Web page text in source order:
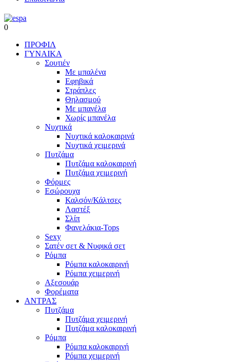
0
ΠΡΟΦΙΛ
ΓΥΝΑΙΚΑ
Σουτιέν
Με μπαλένα
Εφηβικά
Στράπλες
Θηλασμού
Με μπανέλα
Χωρίς μπανέλα
Νυχτικά
Νυχτικά καλοκαιρινά
Νυχτικά χειμερινά
Πυτζάμα
Πυτζάμα καλοκαιρινή
Πυτζάμα χειμερινή
Φόρμες
Εσώρουχα
Καλσόν/Κάλτσες
Λαστέξ
Σλίπ
Φανελάκια-Tops
Sexy
Σατέν σετ & Νυφικά σετ
Ρόμπα
Ρόμπα καλοκαιρινή
Ρόμπα χειμερινή
Αξεσουάρ
Φορέματα
ΑΝΤΡΑΣ
Πυτζάμα
Πυτζάμα χειμερινή
Πυτζάμα καλοκαιρινή
Ρόμπα
Ρόμπα καλοκαιρινή
Ρόμπα χειμερινή